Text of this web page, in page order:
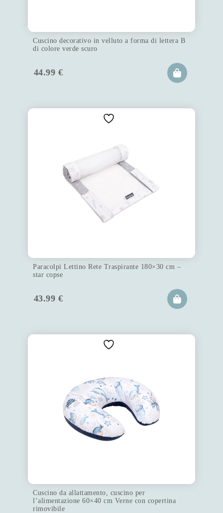
Cuscino decorativo in velluto a forma di lettera B
di colore verde scuro
44.99 €
Paracolpi Lettino Rete Traspirante 180×30 cm –
star copse
43.99 €
Cuscino da allattamento, cuscino per
l’alimentazione 60×40 cm Verne con copertina
rimovibile